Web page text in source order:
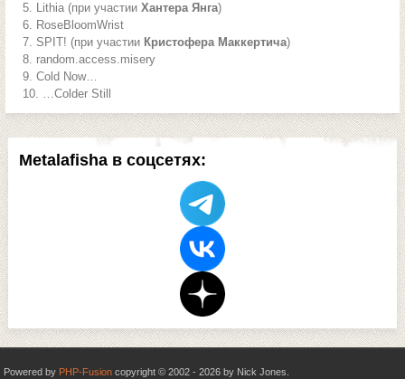
Metalafisha в соцсетях:
Lithia (при участии Хантера Янга)
RoseBloomWrist
SPIT! (при участии Кристофера Маккертича)
random.access.misery
Cold Now…
…Colder Still
Powered by PHP-Fusion copyright © 2002 - 2026 by Nick Jones.